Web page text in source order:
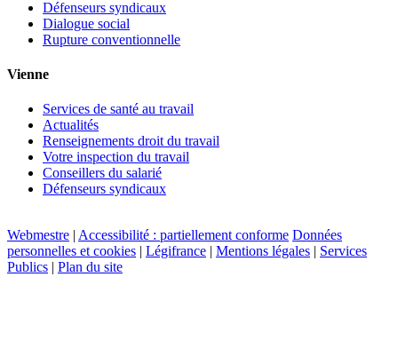
Défenseurs syndicaux
Dialogue social
Rupture conventionnelle
Vienne
Services de santé au travail
Actualités
Renseignements droit du travail
Votre inspection du travail
Conseillers du salarié
Défenseurs syndicaux
Webmestre | Accessibilité : partiellement conforme Données
personnelles et cookies | Légifrance | Mentions légales | Services
Publics | Plan du site